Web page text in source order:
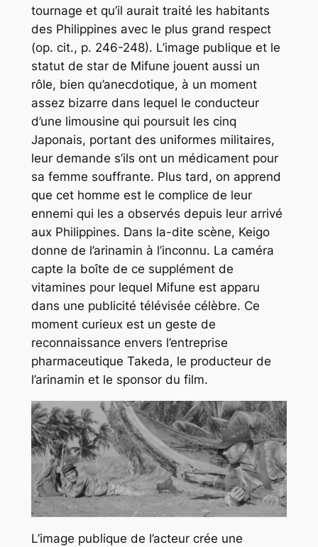
tournage et qu’il aurait traité les habitants
des Philippines avec le plus grand respect
(op. cit., p. 246-248). L’image publique et le
statut de star de Mifune jouent aussi un
rôle, bien qu’anecdotique, à un moment
assez bizarre dans lequel le conducteur
d’une limousine qui poursuit les cinq
Japonais, portant des uniformes militaires,
leur demande s’ils ont un médicament pour
sa femme souffrante. Plus tard, on apprend
que cet homme est le complice de leur
ennemi qui les a observés depuis leur arrivé
aux Philippines. Dans la-dite scène, Keigo
donne de l’arinamin à l’inconnu. La caméra
capte la boîte de ce supplément de
vitamines pour lequel Mifune est apparu
dans une publicité télévisée célèbre. Ce
moment curieux est un geste de
reconnaissance envers l’entreprise
pharmaceutique Takeda, le producteur de
l’arinamin et le sponsor du film.
L’image publique de l’acteur crée une